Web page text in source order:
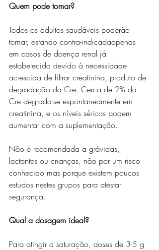
Quem pode tomar?
Todos os adultos saudáveis poderão
tomar, estando contra-indicadaapenas
em casos de doença renal já
estabelecida devido à necessidade
acrescida de filtrar creatinina, produto de
degradação da Cre. Cerca de 2% da
Cre degrada-se espontaneamente em
creatinina, e os níveis séricos podem
aumentar com a suplementação.
Não é recomendada a grávidas,
lactantes ou crianças, não por um risco
conhecido mas porque existem poucos
estudos nestes grupos para atestar
segurança.
Qual a dosagem ideal?
Para atingir a saturação, doses de 3-5 g